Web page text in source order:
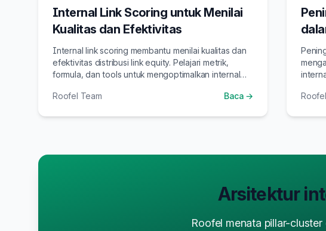
Internal Link Scoring untuk Menilai
Kualitas dan Efektivitas
Internal link scoring membantu menilai kualitas dan
efektivitas distribusi link equity. Pelajari metrik,
formula, dan tools untuk mengoptimalkan internal
Roofel Team
Baca →
Arsitektur
Roofel menata pillar-